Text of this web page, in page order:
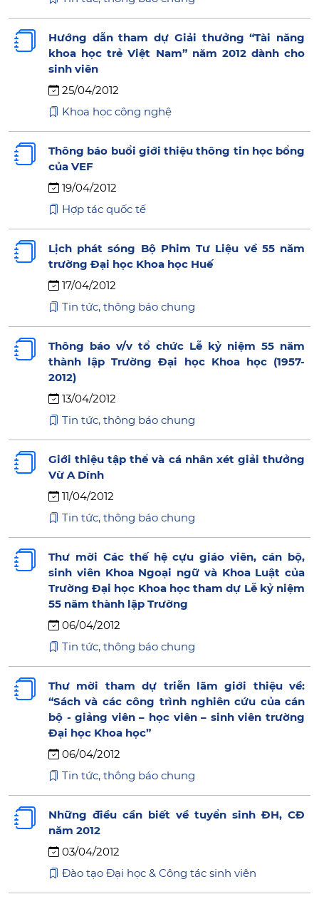
Hướng dẫn tham dự Giải thưởng “Tài năng
khoa học trẻ Việt Nam” năm 2012 dành cho
sinh viên
25/04/2012
Khoa học công nghệ
Thông báo buổi giới thiệu thông tin học bổng
của VEF
19/04/2012
Hợp tác quốc tế
Lịch phát sóng Bộ Phim Tư Liệu về 55 năm
trường Đại học Khoa học Huế
17/04/2012
Tin tức, thông báo chung
Thông báo v/v tổ chức Lễ kỷ niệm 55 năm
thành lập Trường Đại học Khoa học (1957-
2012)
13/04/2012
Tin tức, thông báo chung
Giới thiệu tập thể và cá nhân xét giải thưởng
Vừ A Dính
11/04/2012
Tin tức, thông báo chung
Thư mời Các thế hệ cựu giáo viên, cán bộ,
sinh viên Khoa Ngoại ngữ và Khoa Luật của
Trường Đại học Khoa học tham dự Lễ kỷ niệm
55 năm thành lập Trường
06/04/2012
Tin tức, thông báo chung
Thư mời tham dự triễn lãm giới thiệu về:
“Sách và các công trình nghiên cứu của cán
bộ - giảng viên – học viên – sinh viên trường
Đại học Khoa học”
06/04/2012
Tin tức, thông báo chung
Những điều cần biết về tuyển sinh ĐH, CĐ
năm 2012
03/04/2012
Đào tạo Đại học & Công tác sinh viên